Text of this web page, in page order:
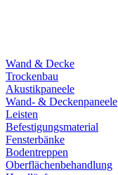
Wand & Decke
Trockenbau
Akustikpaneele
Wand- & Deckenpaneele
Leisten
Befestigungsmaterial
Fensterbänke
Bodentreppen
Oberflächenbehandlung